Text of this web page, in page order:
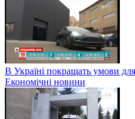
В Україні покращать умови
Економічні новини